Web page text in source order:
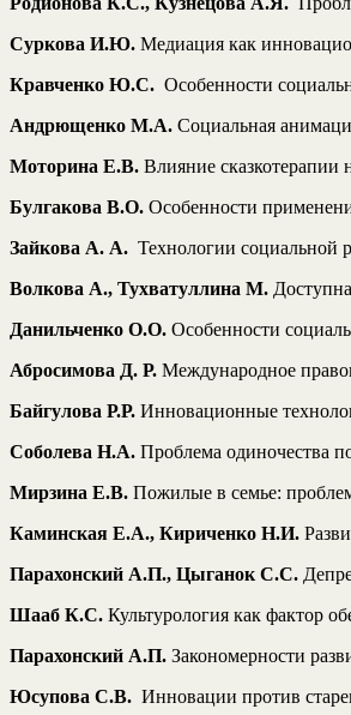
Суркова И.Ю. Медиация как
Кравченко Ю.С. Особенности
Андрющенко М.А. Социальная
Моторина Е.В. Влияние
Булгакова В.О. Особенности
Зайкова А. А. Технологии социальной
Волкова А., Тухватуллина М.
Данильченко О.О. Особенности
Абросимова Д. Р. Международное
Байгулова Р.Р. Инновационные
Соболева Н.А. Проблема одиночества
Мирзина Е.В. Пожилые в семье:
Каминская Е.А., Кириченко Н.И.
Парахонский А.П., Цыганок С.С.
Шааб К.С. Культурология как фактор
Парахонский А.П. Закономерности
Юсупова С.В. Инновации против